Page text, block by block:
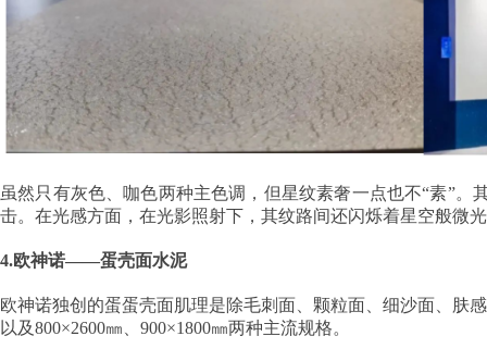
虽然只有灰色、咖色两种主色调，但星纹素奢一点也不“素”
击。在光感方面，在光影照射下，其纹路间还闪烁着星空般微
4.欧神诺——蛋壳面水泥
欧神诺独创的蛋蛋壳面肌理是除毛刺面、颗粒面、细沙面、肤
以及800×2600㎜、900×1800㎜两种主流规格。